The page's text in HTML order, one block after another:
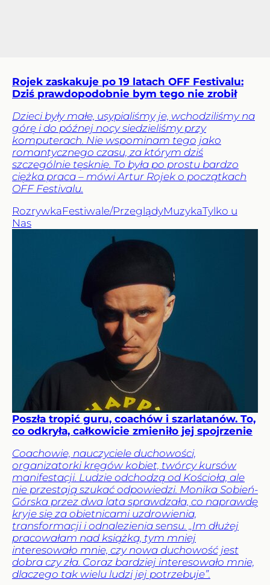
Rojek zaskakuje po 19 latach OFF Festivalu:
Dziś prawdopodobnie bym tego nie zrobił
Dzieci były małe, usypialiśmy je, wchodziliśmy na
górę i do późnej nocy siedzieliśmy przy
komputerach. Nie wspominam tego jako
romantycznego czasu, za którym dziś
szczególnie tęsknię. To była po prostu bardzo
ciężka praca – mówi Artur Rojek o początkach
OFF Festivalu.
RozrywkaFestiwale/PrzeglądyMuzykaTylko u
Nas
Poszła tropić guru, coachów i szarlatanów. To,
co odkryła, całkowicie zmieniło jej spojrzenie
Coachowie, nauczyciele duchowości,
organizatorki kręgów kobiet, twórcy kursów
manifestacji. Ludzie odchodzą od Kościoła, ale
nie przestają szukać odpowiedzi. Monika Sobień-
Górska przez dwa lata sprawdzała, co naprawdę
kryje się za obietnicami uzdrowienia,
transformacji i odnalezienia sensu. „Im dłużej
pracowałam nad książką, tym mniej
interesowało mnie, czy nowa duchowość jest
dobra czy zła. Coraz bardziej interesowało mnie,
dlaczego tak wielu ludzi jej potrzebuje”.